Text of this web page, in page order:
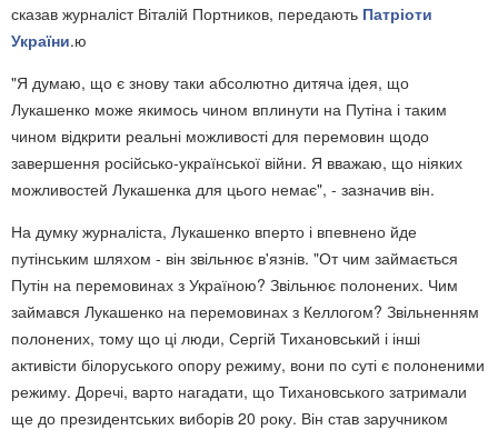
сказав журналіст Віталій Портников, передають Патріоти
України.ю
"Я думаю, що є знову таки абсолютно дитяча ідея, що
Лукашенко може якимось чином вплинути на Путіна і таким
чином відкрити реальні можливості для перемовин щодо
завершення російсько-української війни. Я вважаю, що ніяких
можливостей Лукашенка для цього немає", - зазначив він.
На думку журналіста, Лукашенко вперто і впевнено йде
путінським шляхом - він звільнює в'язнів. "От чим займається
Путін на перемовинах з Україною? Звільнює полонених. Чим
займався Лукашенко на перемовинах з Келлогом? Звільненням
полонених, тому що ці люди, Сергій Тихановський і інші
активісти білоруського опору режиму, вони по суті є полоненими
режиму. Доречі, варто нагадати, що Тихановського затримали
ще до президентських виборів 20 року. Він став заручником